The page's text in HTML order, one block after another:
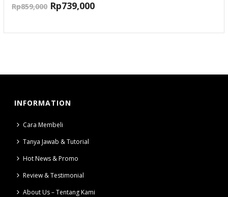
Rp859,000 Rp739,000
INFORMATION
Cara Membeli
Tanya Jawab & Tutorial
Hot News & Promo
Review & Testimonial
About Us – Tentang Kami